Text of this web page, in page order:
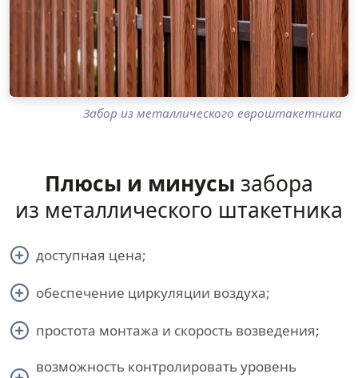
Забор из металлического евроштакетника
Плюсы и минусы забора
из металлического штакетника
доступная цена;
обеспечение циркуляции воздуха;
простота монтажа и скорость возведения;
возможность контролировать уровень